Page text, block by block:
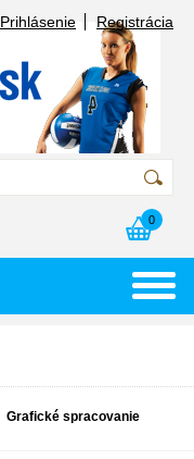
Prihlásenie Registrácia
0
Grafické spracovanie